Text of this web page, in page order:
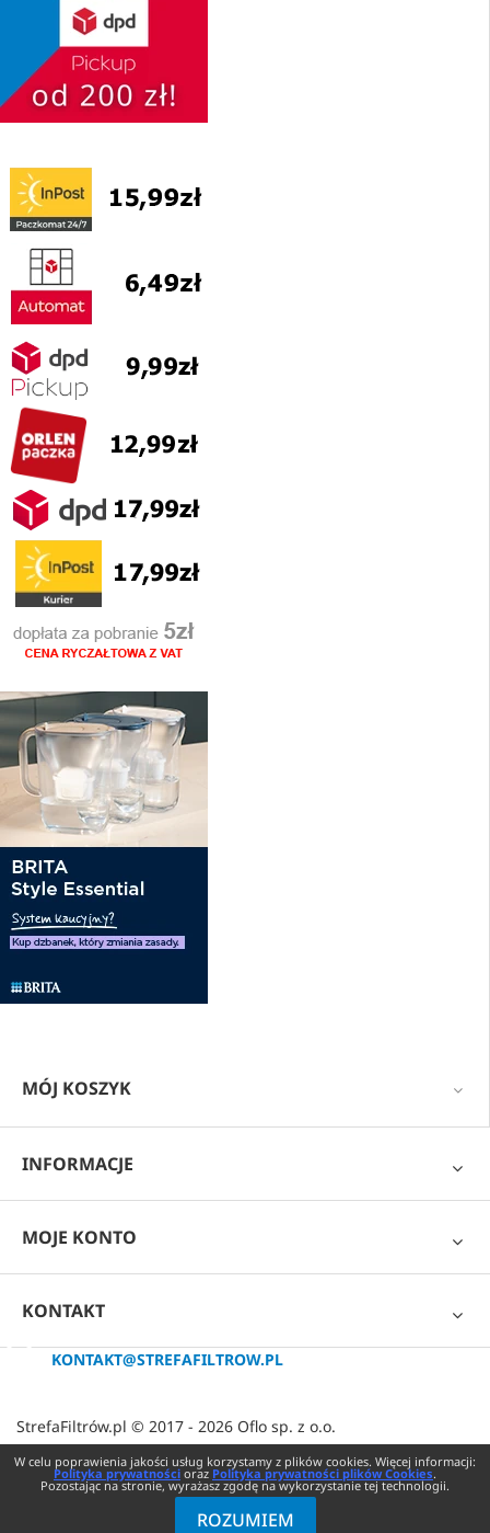
MÓJ KOSZYK
INFORMACJE
MOJE KONTO
KONTAKT
KONTAKT@STREFAFILTROW.PL
StrefaFiltrów.pl © 2017 - 2026 Oflo sp. z o.o.
W celu poprawienia jakości usług korzystamy z plików cookies. Więcej informacji:
Polityka prywatności oraz Polityka prywatności plików Cookies.
Pozostając na stronie, wyrażasz zgodę na wykorzystanie tej technologii.
ROZUMIEM
Filtry do lodówki HAIER HRF-633ASA2